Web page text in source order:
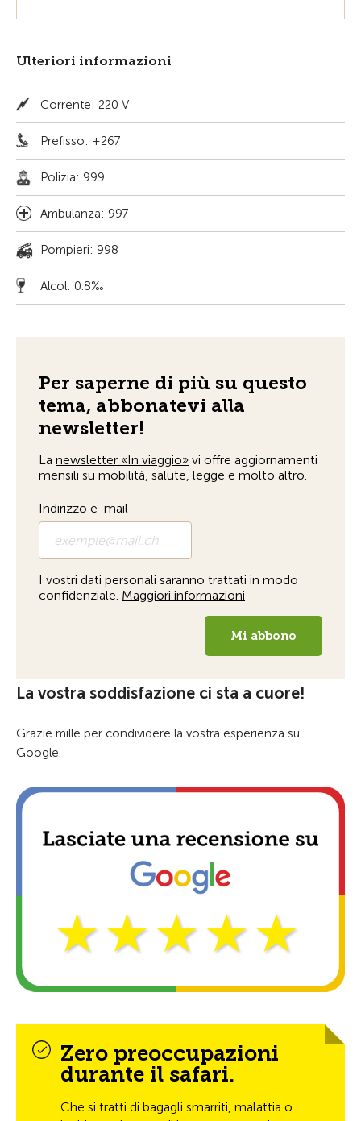
Ulteriori informazioni
Corrente: 220 V
Prefisso: +267
Polizia: 999
Ambulanza: 997
Pompieri: 998
Alcol: 0.8‰
La vostra soddisfazione ci sta a cuore!
Grazie mille per condividere la vostra esperienza su
Google.
Zero preoccupazioni
durante il safari.
Che si tratti di bagagli smarriti, malattia o